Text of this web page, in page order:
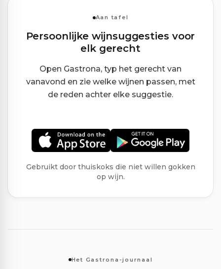
Aan tafel
Persoonlijke wijnsuggesties voor
elk gerecht
Open Gastrona, typ het gerecht van
vanavond en zie welke wijnen passen, met
de reden achter elke suggestie.
Gebruikt door thuiskoks die niet willen gokken
op wijn.
Het Gastrona-journaal